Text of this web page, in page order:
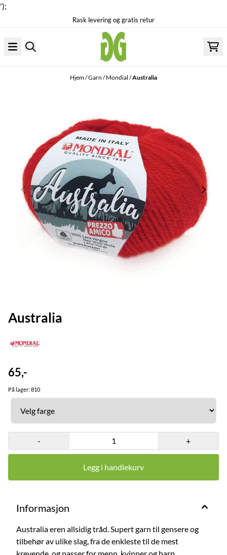
');
Rask levering og gratis retur
Hjem/Garn /Mondial /Australia
Australia
65,-
På lager: 810
- +
Legg i handlekurv
Informasjon
Australia eren allsidig tråd. Supert garn til gensere og
tilbehør av ulike slag, fra de enkleste til de mest
krevende, og passer for menn, kvinner og barn.